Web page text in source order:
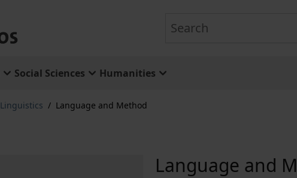
Social Sciences Humanities
Linguistics / Language and Method
Language and